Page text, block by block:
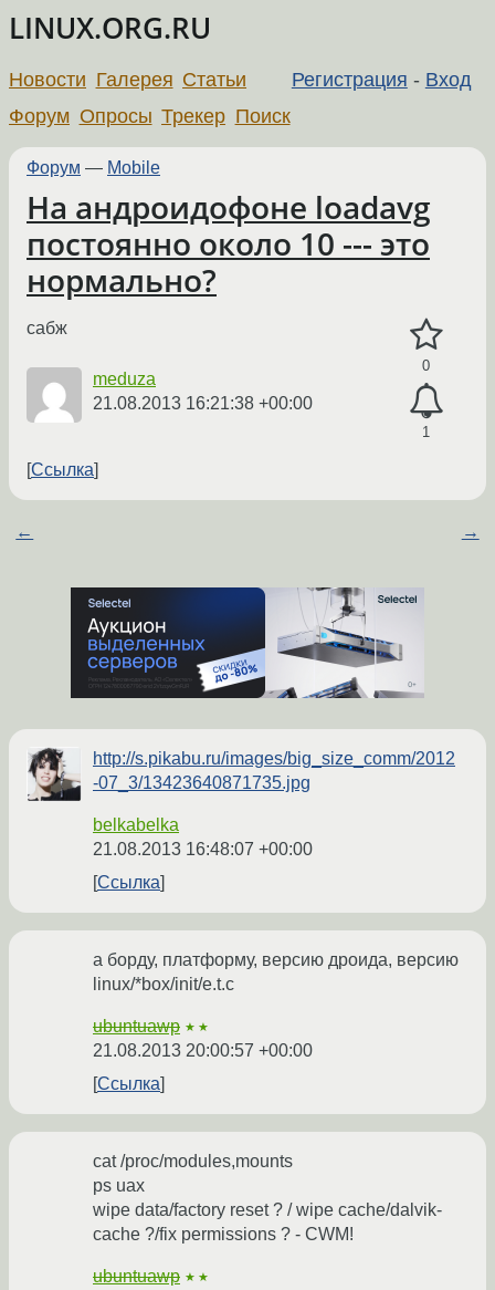
LINUX.ORG.RU
Регистрация - Вход
Новости Галерея Статьи
Форум Опросы Трекер Поиск
Форум — Mobile
На андроидофоне loadavg
постоянно около 10 --- это
нормально?
0
1
сабж
meduza
21.08.2013 16:21:38 +00:00
Ссылка
← →
http://s.pikabu.ru/images/big_size_comm/2012
-07_3/13423640871735.jpg
belkabelka
21.08.2013 16:48:07 +00:00
Ссылка
а борду, платформу, версию дроида, версию
linux/*box/init/e.t.c
ubuntuawp ★★
21.08.2013 20:00:57 +00:00
Ссылка
cat /proc/modules,mounts
ps uax
wipe data/factory reset ? / wipe cache/dalvik-
cache ?/fix permissions ? - CWM!
ubuntuawp ★★